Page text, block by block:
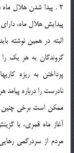
2 . پيدا شدن هلال
پيدايش هلال ماه،
البته در همين نوشته
گروندگان به هر يك
پرداختن به ريزه
نادرست را درباره
ممكن است برخي چنين
آغاز ماه قمري، با
مردم از سردرگمي